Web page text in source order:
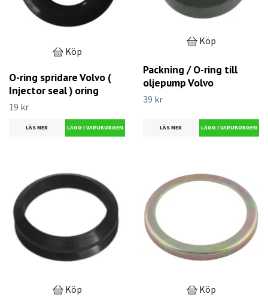
Köp
O-ring spridare Volvo (
Injector seal ) oring
19 kr
LÄS MER
Köp
Packning / O-ring till
oljepump Volvo
39 kr
LÄS MER
Köp Köp